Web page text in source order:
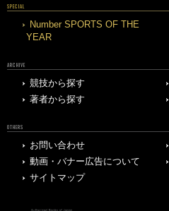
SPECIAL
Number SPORTS OF THE
YEAR
ARCHIVE
競技から探す
著者から探す
OTHERS
お問い合わせ
動画・バナー広告について
サイトマップ